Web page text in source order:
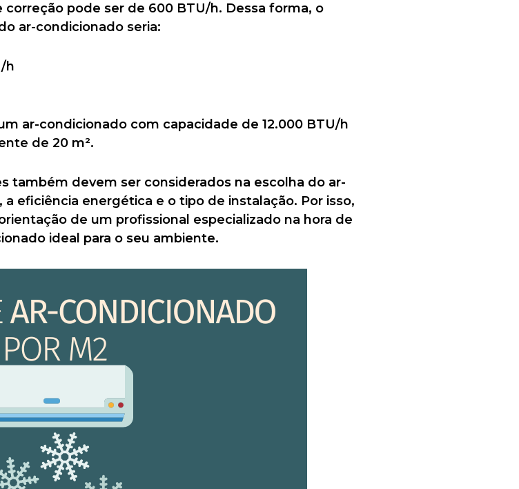
pode ser de 600 BTU/h. Dessa forma, o
ar-condicionado seria:
h
ar-condicionado com capacidade de 12.000 BTU/h
de 20 m².
também devem ser considerados na escolha do ar-
eficiência energética e o tipo de instalação. Por isso,
de um profissional especializado na hora de
ideal para o seu ambiente.